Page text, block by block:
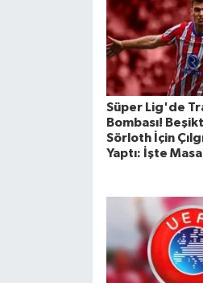
Süper Lig'de
Bombası!
Sörloth İçin
Yaptı: İşte